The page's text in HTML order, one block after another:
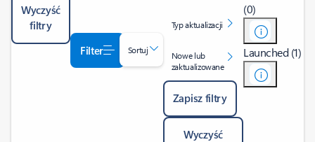
Wyczyść
filtry
Filter Sortuj
Typ aktualizacji
Nowe lub
zaktualizowane
Zapisz filtry
Wyczyść
(0)
Launched (1)